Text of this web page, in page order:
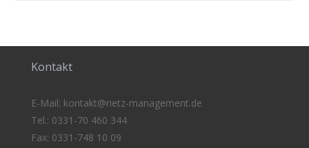
Kontakt
E-Mail: kontakt@rietz-management.de
Tel.: 0331-70 460 344
Fax: 0331-748 10 09